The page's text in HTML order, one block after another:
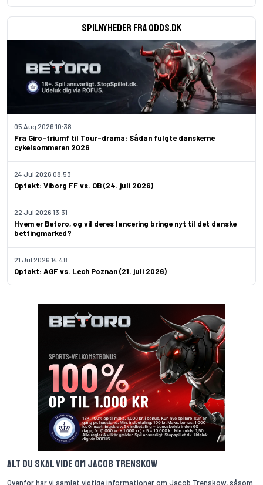
Spilnyheder fra odds.dk
Fra Giro-triumf til Tour-drama: Sådan fulgte danskerne
cykelsommeren 2026
05 Aug 2026 10:38
Optakt: Viborg FF vs. OB (24. juli 2026)
24 Jul 2026 08:53
Hvem er Betoro, og vil deres lancering bringe nyt til det danske
bettingmarked?
22 Jul 2026 13:31
Optakt: AGF vs. Lech Poznan (21. juli 2026)
21 Jul 2026 14:48
Alt du skal vide om Jacob Trenskow
Ovenfor har vi samlet vigtige informationer om Jacob Trenskow, såsom